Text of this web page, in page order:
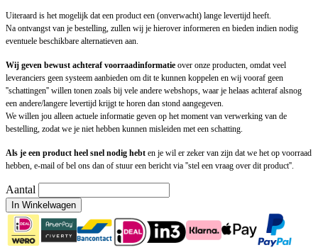
Uiteraard is het mogelijk dat een product een (onverwacht) lange levertijd heeft.
Na ontvangst van je bestelling, zullen wij je hierover informeren en bieden indien nodig
eventuele beschikbare alternatieven aan.
Wij geven bewust achteraf voorraadinformatie over onze producten, omdat veel
leveranciers geen systeem aanbieden om dit te kunnen koppelen en wij vooraf geen
''schattingen'' willen tonen zoals bij vele andere webshops, waar je helaas achteraf alsnog
een andere/langere levertijd krijgt te horen dan stond aangegeven.
We willen jou alleen actuele informatie geven op het moment van verwerking van de
bestelling, zodat we je niet hebben kunnen misleiden met een schatting.
Als je een product heel snel nodig hebt en je wil er zeker van zijn dat we het op voorraad
hebben, e-mail of bel ons dan of stuur een bericht via ''stel een vraag over dit product''.
Aantal
In Winkelwagen